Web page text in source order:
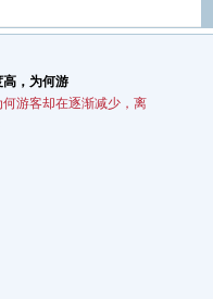
，为何游
游客却在逐渐减少，离